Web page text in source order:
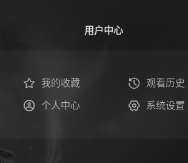
用户中心
我的收藏 观看历史
个人中心 系统设置